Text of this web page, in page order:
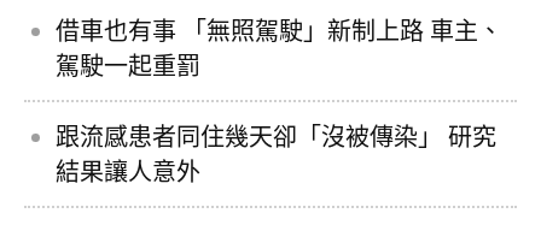
借車也有事 「無照駕駛」新制上路 車主、
駕駛一起重罰
跟流感患者同住幾天卻「沒被傳染」 研究
結果讓人意外